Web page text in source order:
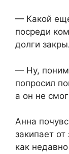
— Какой
посреди
долги
— Ну,
попросил
а он не
Анна
закипает
как